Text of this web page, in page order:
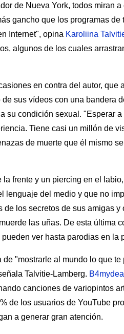
de Nueva York, todos miran
gancho que los programas
Internet", opina Karoliina
algunos de los cuales
en contra del autor, que
sus vídeos con una bandera
su condición sexual. "Esperar
Tiene casi un millón de
de muerte que él mismo
frente y un piercing en el
lenguaje del medio y que no
los secretos de sus amigas y
las uñas. De esta última
ver hasta parodias en la
"mostrarle al mundo lo que
Talvitie-Lamberg.
canciones de variopintos
de los usuarios de YouTube
a generar gran atención.